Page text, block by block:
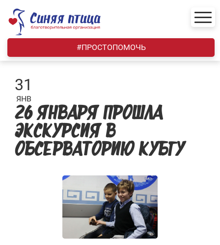
content
#ПРОСТОПОМОЧЬ
31
ЯНВ
26 ЯНВАРЯ ПРОШЛА
ЭКСКУРСИЯ В
ОБСЕРВАТОРИЮ КУБГУ